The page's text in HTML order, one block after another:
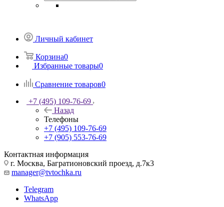
Личный кабинет
Корзина0
Избранные товары0
Сравнение товаров0
+7 (495) 109-76-69
Назад
Телефоны
+7 (495) 109-76-69
+7 (905) 553-76-69
Контактная информация
г. Москва, Багратионовский проезд, д.7к3
manager@tvtochka.ru
Telegram
WhatsApp